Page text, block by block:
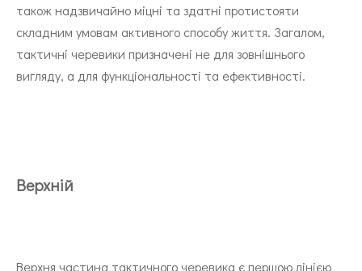
також надзвичайно міцні та здатні протистояти
складним умовам активного способу життя. Загалом,
тактичні черевики призначені не для зовнішнього
вигляду, а для функціональності та ефективності.
Верхній
Верхня частина тактичного черевика є першою лінією